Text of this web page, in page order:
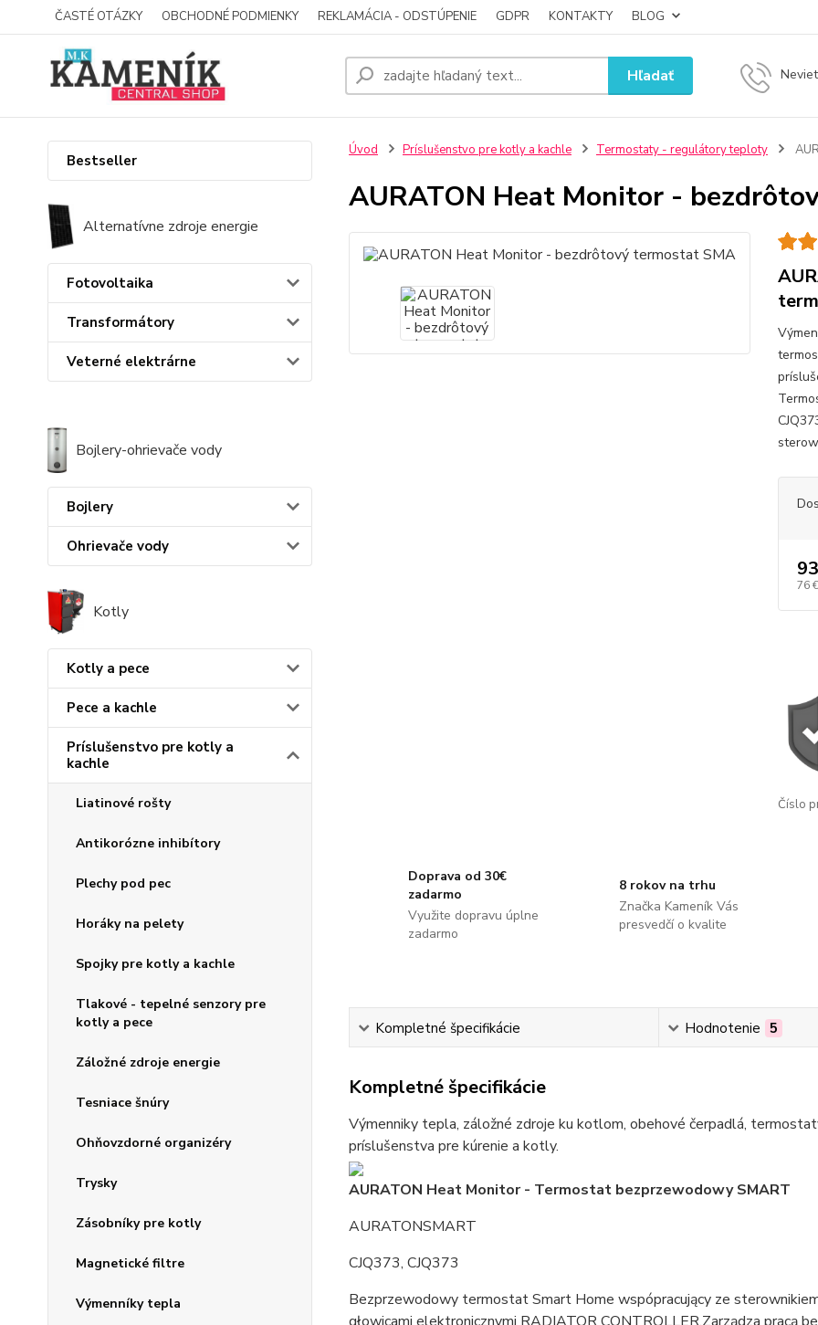
ČASTÉ OTÁZKY OBCHODNÉ PODMIENKY REKLAMÁCIA - ODSTÚPENIE GDPR KONTAKTY BLOG
Hľadať
Bestseller
Alternatívne zdroje energie
Fotovoltaika
Transformátory
Veterné elektrárne
Bojlery-ohrievače vody
Bojlery
Ohrievače vody
Kotly
Kotly a pece
Pece a kachle
Príslušenstvo pre kotly a
kachle
Liatinové rošty
Antikorózne inhibítory
Plechy pod pec
Horáky na pelety
Spojky pre kotly a kachle
Tlakové - tepelné senzory pre
kotly a pece
Záložné zdroje energie
Tesniace šnúry
Ohňovzdorné organizéry
Trysky
Zásobníky pre kotly
Magnetické filtre
Výmenníky tepla
Úvod Príslušenstvo pre kotly a kachle Termostaty - regulátory teploty
AURATON Heat Monitor -
76 €
Číslo
Doprava od 30€
zadarmo
Využite dopravu úplne
zadarmo
8 rokov na trhu
Značka Kameník Vás
presvedčí o kvalite
Kompletné špecifikácie Hodnotenie 5
Kompletné špecifikácie
Výmenniky tepla, záložné zdroje ku kotlom, obehové čerpadlá,
príslušenstva pre kúrenie a kotly.
AURATON Heat Monitor - Termostat bezprzewodowy SMART
AURATONSMART
CJQ373, CJQ373
Bezprzewodowy termostat Smart Home wspópracujący ze